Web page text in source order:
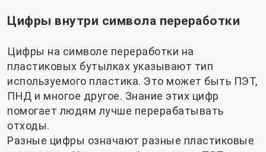
Цифры внутри символа переработки
Цифры на символе переработки на
пластиковых бутылках указывают тип
используемого пластика. Это может быть ПЭТ,
ПНД и многое другое. Знание этих цифр
помогает людям лучше перерабатывать
отходы.
Разные цифры означают разные пластиковые